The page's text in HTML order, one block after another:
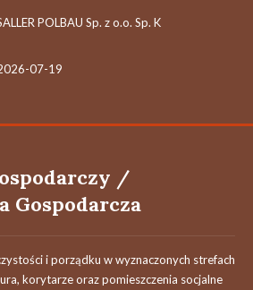
POLBAU Sp. z o.o. Sp. K
07-19
/
Gospodarcza
i porządku w wyznaczonych strefach
korytarze oraz pomieszczenia socjalne